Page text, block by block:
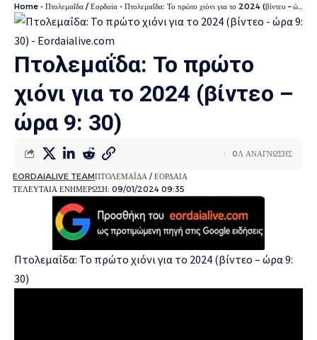
Home - Πτολεμαΐδα / Εορδαία - Πτολεμαΐδα: Το πρώτο χιόνι για το 2024 (βίντεο – ώρα 9: 30)
Πτολεμαΐδα: Το πρώτο
χιόνι για το 2024 (βίντεο –
ώρα 9: 30)
ΤΕΛΕΥΤΑΙΑ ΕΝΗΜΕΡΩΣΗ: 09/01/2024 09:35
EORDAIALIVE TEAMΠΤΟΛΕΜΑΪΔΑ / ΕΟΡΔΑΙΑ
0Λ ΑΝΑΓΝΩΣΗΣ
Πτολεμαΐδα: Το πρώτο χιόνι για το 2024 (βίντεο – ώρα 9:
30)